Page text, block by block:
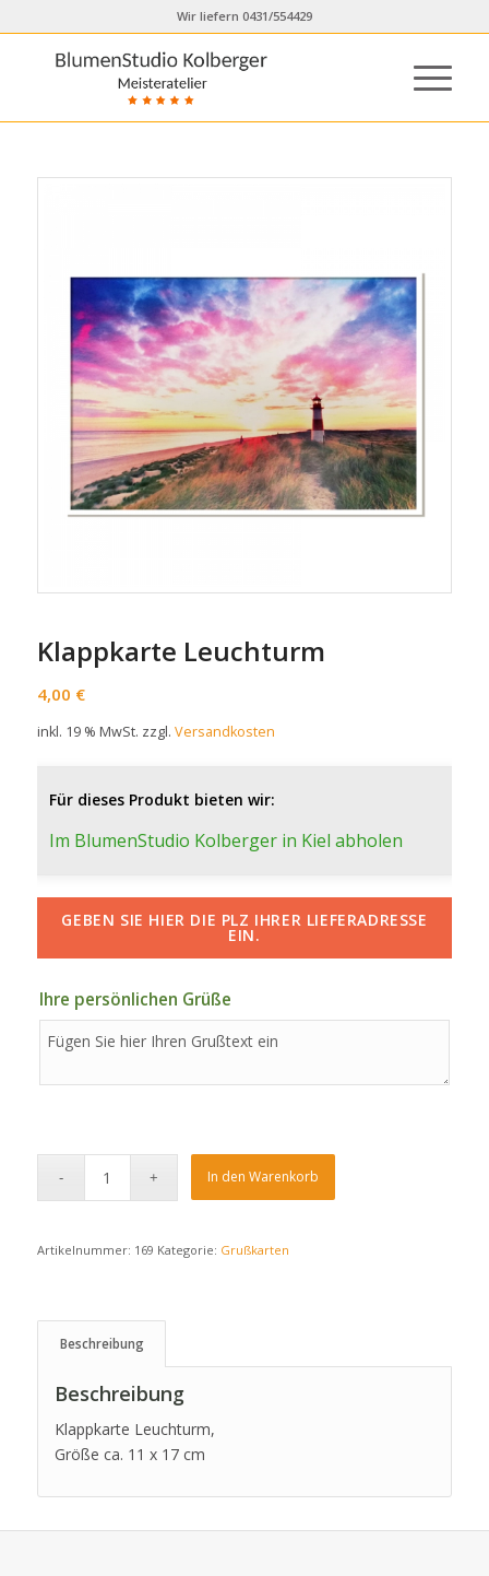
Wir liefern 0431/554429
Klappkarte Leuchturm
4,00 €
inkl. 19 % MwSt. zzgl. Versandkosten
Für dieses Produkt bieten wir:
Im BlumenStudio Kolberger in Kiel abholen
GEBEN SIE HIER DIE PLZ IHRER LIEFERADRESSE
EIN.
Ihre persönlichen Grüße
In den Warenkorb
Artikelnummer: 169 Kategorie: Grußkarten
Beschreibung
Beschreibung
Klappkarte Leuchturm,
Größe ca. 11 x 17 cm